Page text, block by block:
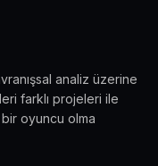
analiz üzerine
farklı projeleri ile
oyuncu olma